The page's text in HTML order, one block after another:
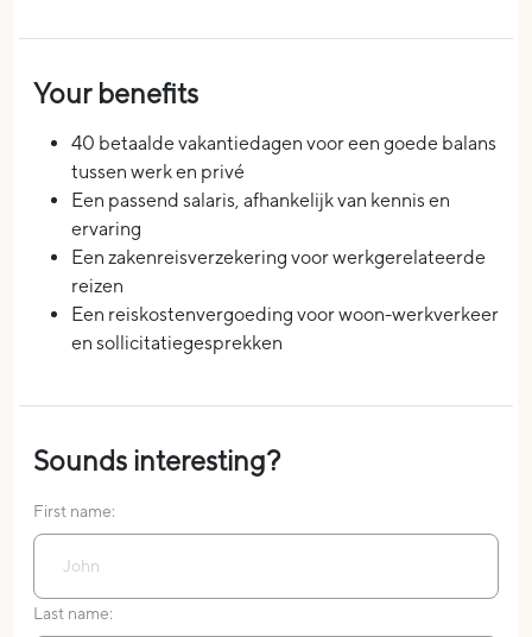
Your benefits
40 betaalde vakantiedagen voor een goede balans
tussen werk en privé
Een passend salaris, afhankelijk van kennis en
ervaring
Een zakenreisverzekering voor werkgerelateerde
reizen
Een reiskostenvergoeding voor woon-werkverkeer
en sollicitatiegesprekken
Sounds interesting?
First name:
Last name: